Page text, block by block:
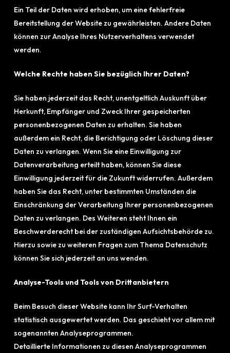
Ein Teil der Daten wird erhoben, um eine fehlerfreie
Bereitstellung der Website zu gewährleisten. Andere Daten
können zur Analyse Ihres Nutzerverhaltens verwendet
werden.
Welche Rechte haben Sie bezüglich Ihrer Daten?
Sie haben jederzeit das Recht, unentgeltlich Auskunft über
Herkunft, Empfänger und Zweck Ihrer gespeicherten
personenbezogenen Daten zu erhalten. Sie haben
außerdem ein Recht, die Berichtigung oder Löschung dieser
Daten zu verlangen. Wenn Sie eine Einwilligung zur
Datenverarbeitung erteilt haben, können Sie diese
Einwilligung jederzeit für die Zukunft widerrufen. Außerdem
haben Sie das Recht, unter bestimmten Umständen die
Einschränkung der Verarbeitung Ihrer personenbezogenen
Daten zu verlangen. Des Weiteren steht Ihnen ein
Beschwerderecht bei der zuständigen Aufsichtsbehörde zu.
Hierzu sowie zu weiteren Fragen zum Thema Datenschutz
können Sie sich jederzeit an uns wenden.
Analyse-Tools und Tools von Drittanbietern
Beim Besuch dieser Website kann Ihr Surf-Verhalten
statistisch ausgewertet werden. Das geschieht vor allem mit
sogenannten Analyseprogrammen.
Detaillierte Informationen zu diesen Analyseprogrammen